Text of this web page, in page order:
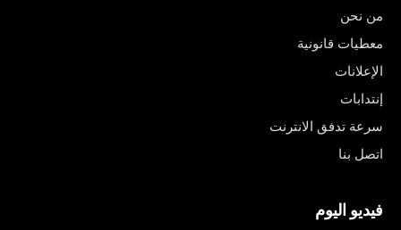
من نحن
معطيات قانونية
الإعلانات
إنتدابات
سرعة تدفق الانترنت
اتصل بنا
فيديو اليوم